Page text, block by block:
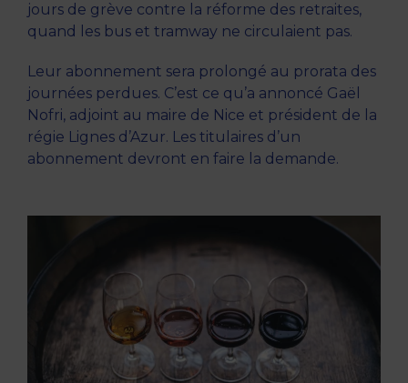
jours de grève contre la réforme des retraites,
quand les bus et tramway ne circulaient pas.
Leur abonnement sera prolongé au prorata des
journées perdues. C’est ce qu’a annoncé Gaël
Nofri, adjoint au maire de Nice et président de la
régie Lignes d’Azur. Les titulaires d’un
abonnement devront en faire la demande.